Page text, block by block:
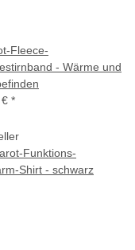
Fleece-
- Wärme und
*